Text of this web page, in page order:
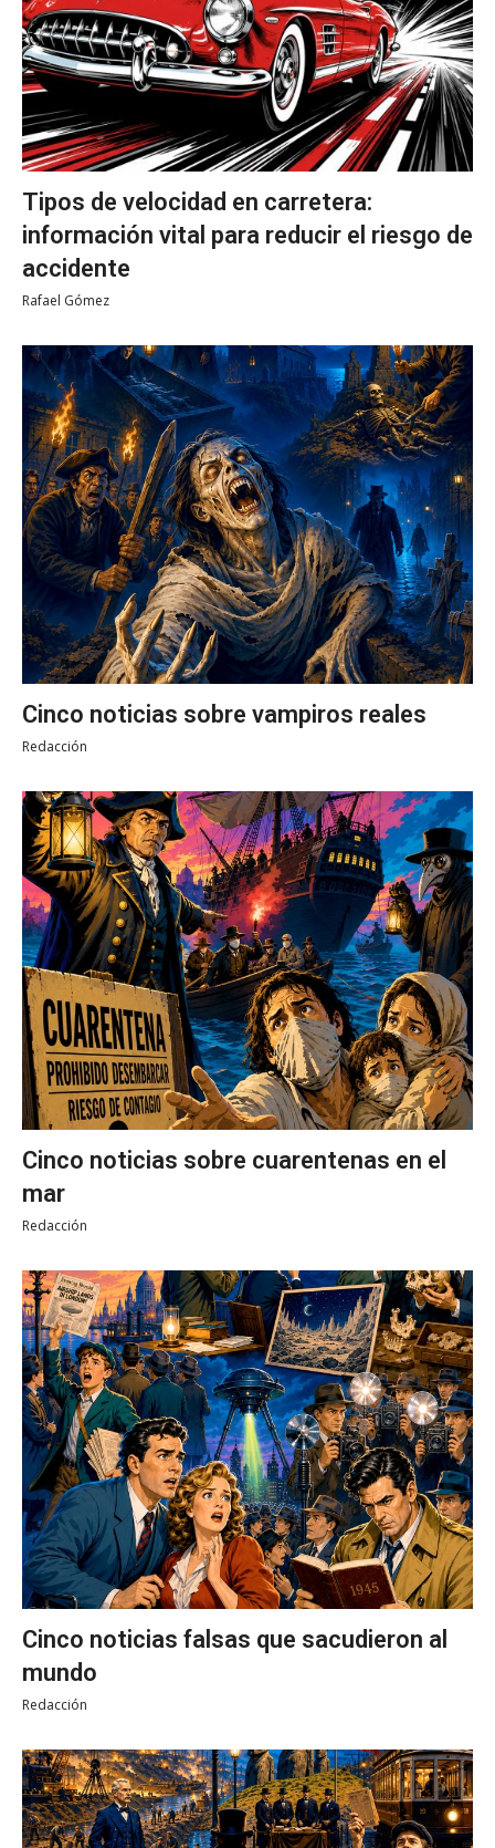
Tipos de velocidad en carretera:
información vital para reducir el riesgo de
accidente
Rafael Gómez
Cinco noticias sobre vampiros reales
Redacción
Cinco noticias sobre cuarentenas en el
mar
Redacción
Cinco noticias falsas que sacudieron al
mundo
Redacción